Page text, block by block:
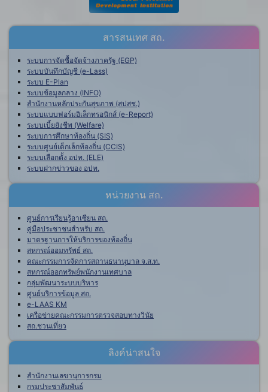
สารสนเทศ สถ.
ระบบการจัดซื้อจัดจ้างภาครัฐ (EGP)
ระบบบันทึกบัญชี (e-Lass)
ระบบ E-Plan
ระบบข้อมูลกลาง (INFO)
สำนักงานหลักประกันสุขภาพ (สปสช.)
ระบบแบบฟอร์มอิเล็กทรอนิกส์ (e-Report)
ระบบเบี้ยยังชีพ (Welfare)
ระบบการศึกษาท้องถิ่น (SIS)
ระบบศูนย์เด็กเล็กท้องถิ่น (CCIS)
ระบบเลือกตั้ง อปท. (ELE)
ระบบฝากข่าวของ อปท.
หน่วยงาน สถ.
ศูนย์การเรียนรู้อาเซียน สถ.
คู่มือประชาชนสำหรับ สถ.
มาตรฐานการให้บริการของท้องถิ่น
สหกรณ์ออมทรัพย์ สถ.
คณะกรรมการจัดการสถานธนานุบาล จ.ส.ท.
สหกรณ์ออกทรัพย์พนักงานเทศบาล
กลุ่มพัฒนาระบบบริหาร
ศูนย์บริการข้อมูล สถ.
e-LAAS KM
เครือข่ายคณะกรรมการตรวจสอบทางวินัย
สถ.ชวนเที่ยว
ลิงค์น่าสนใจ
สำนักงานเลขานุการกรม
กรมประชาสัมพันธ์